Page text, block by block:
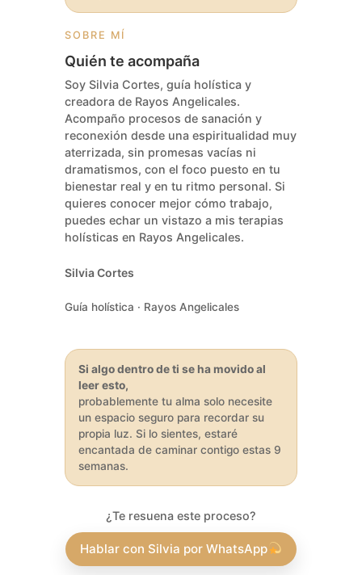
SOBRE MÍ
Quién te acompaña
Soy Silvia Cortes, guía holística y
creadora de Rayos Angelicales.
Acompaño procesos de sanación y
reconexión desde una espiritualidad muy
aterrizada, sin promesas vacías ni
dramatismos, con el foco puesto en tu
bienestar real y en tu ritmo personal. Si
quieres conocer mejor cómo trabajo,
puedes echar un vistazo a mis terapias
holísticas en Rayos Angelicales.
Silvia Cortes
Guía holística · Rayos Angelicales
Si algo dentro de ti se ha movido al
leer esto,
probablemente tu alma solo necesite
un espacio seguro para recordar su
propia luz. Si lo sientes, estaré
encantada de caminar contigo estas 9
semanas.
¿Te resuena este proceso?
Hablar con Silvia por WhatsApp